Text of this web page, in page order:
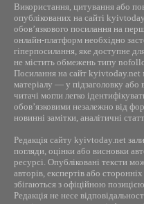
Використання, цитування або
опублікованих на сайті
обов’язкового посилання на
онлайн-платформ необхідно
гіперпосилання, яке доступне
не містить обмежень типу
Посилання на сайт kyivtoday.net
матеріалу — у підзаголовку або
читачі могли легко
обов’язковими незалежно від
новинні замітки, аналітичні
Редакція сайту kyivtoday.net
погляди, оцінки або висновки
ресурсі. Опубліковані тексти
авторів, експертів або
збігаються з офіційною позицією
Редакція не несе